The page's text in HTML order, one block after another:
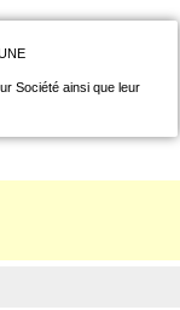
Société ainsi que leur